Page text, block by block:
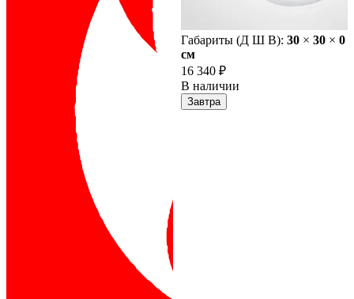
Габариты (Д Ш В): 30 × 30 × 0
cм
16 340 ₽
В наличии
Завтра